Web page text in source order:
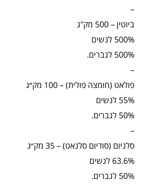
–
ביוטין – 500 מק"ג
500% לנשים
500% לגברים.
–
פולאט (חומצה פולית) – 100 מק״ג
55% לנשים
50% לגברים.
–
סלניום (סודיום סלנאט) – 35 מק״ג
63.6% לנשים
50% לגברים.